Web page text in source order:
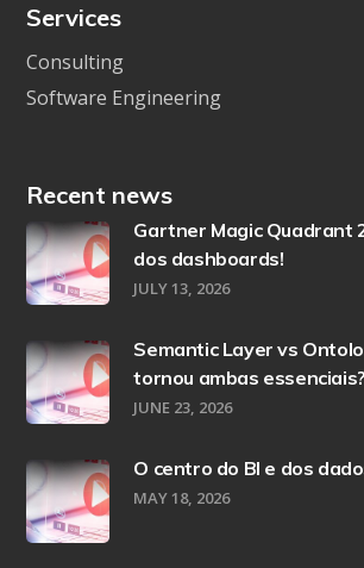
Services
Consulting
Software Engineering
Recent news
Gartner Magic Quadrant
dos dashboards!
JULY 13, 2026
Semantic Layer vs
tornou ambas essenciais?
JUNE 23, 2026
O centro do BI e dos
MAY 18, 2026